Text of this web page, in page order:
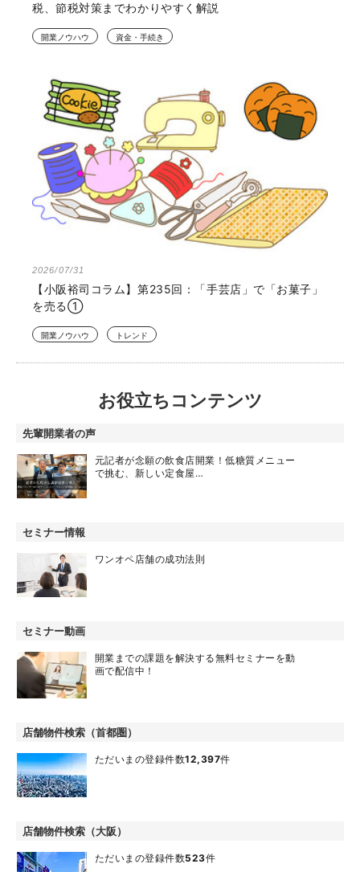
税、節税対策までわかりやすく解説
開業ノウハウ 資金・手続き
2026/07/31
【小阪裕司コラム】第235回：「手芸店」で「お菓子」
を売る①
開業ノウハウ トレンド
お役立ちコンテンツ
先輩開業者の声
元記者が念願の飲食店開業！低糖質メニュー
で挑む、新しい定食屋…
セミナー情報
ワンオペ店舗の成功法則
セミナー動画
開業までの課題を解決する無料セミナーを動
画で配信中！
店舗物件検索（首都圏）
ただいまの登録件数12,397件
店舗物件検索（大阪）
ただいまの登録件数523件